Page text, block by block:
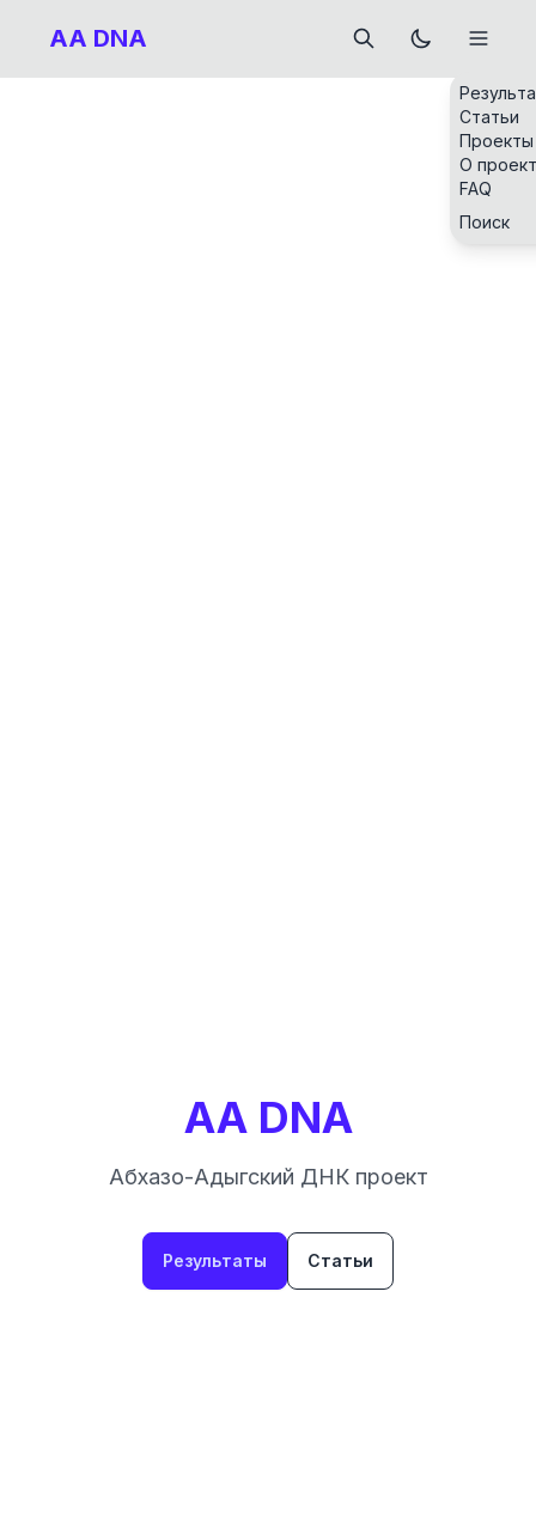
AA DNA
Статьи
Проекты
О
FAQ
Поиск
AA DNA
Абхазо-Адыгский ДНК проект
Результаты Статьи